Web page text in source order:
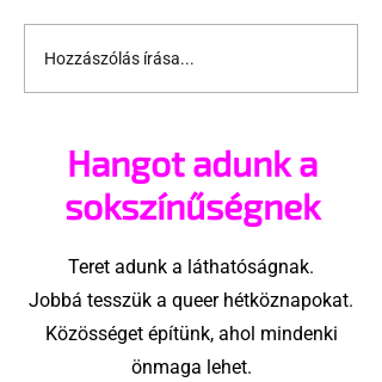
Pécs és Pride: egy
ingoványos
Hozzászólás írása...
Hangot adunk a
sokszínűségnek
Teret adunk a láthatóságnak.
Jobbá tesszük a queer hétköznapokat.
Közösséget építünk, ahol mindenki
önmaga lehet.